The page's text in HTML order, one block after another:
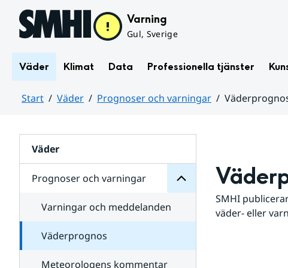
Hoppa till sidans innehåll Varning
Gul, Sverige
Väder Klimat Data Professionella tjänster
Start Väder Prognoser och varningar
Väder
Prognoser och varningar
för
varningar
Varningar och meddelanden
Väderprognos
Meteorologens kommentar
SMHI
väder- eller